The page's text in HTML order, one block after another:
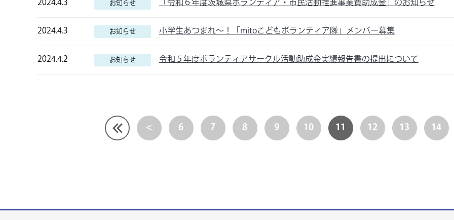
2024.4.3 お知らせ 「令和６年度茨城県ボランティア・市民活動推進事業費助成金」のお知らせ
2024.4.3 お知らせ 小学生あつまれ～！「mitoこどもボランティア隊」メンバー募集
2024.4.2 お知らせ 令和５年度ボランティアサークル活動助成金実績報告書の提出について
< 6 7 8 9 10 11 12 13 14